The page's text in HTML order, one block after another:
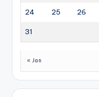
24 25 26
31
« Jan